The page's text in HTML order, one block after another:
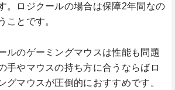
。ロジクールの場合は保障2年間なの
ことです。
ルのゲーミングマウスは性能も問題
手やマウスの持ち方に合うならばロ
グマウスが圧倒的におすすめです。